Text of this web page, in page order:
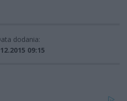
dodania:
09:15